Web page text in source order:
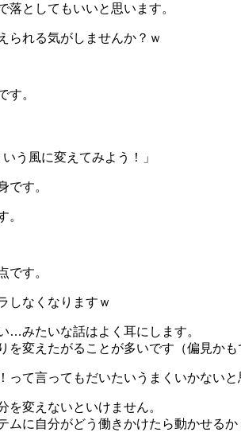
としてもいいと思います。
られる気がしませんか？ｗ
す。
う風に変えてみよう！」
です。
。
です。
しなくなりますｗ
…みたいな話はよく耳にします。
変えたがることが多いです（偏見かも
て言ってもだいたいうまくいかないと
を変えないといけません。
ムに自分がどう働きかけたら動かせるか